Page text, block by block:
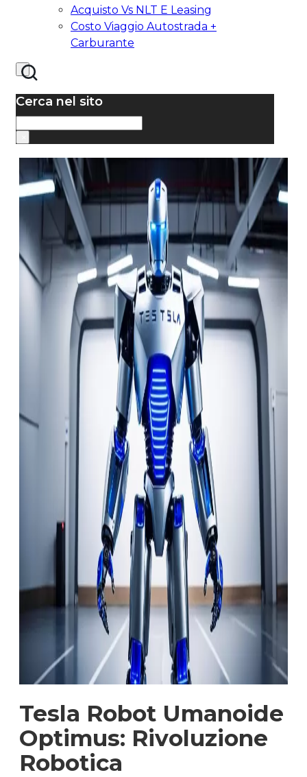
Acquisto Vs NLT E Leasing
Costo Viaggio Autostrada +
Carburante
Cerca nel sito
Tesla Robot Umanoide
Optimus: Rivoluzione
Robotica